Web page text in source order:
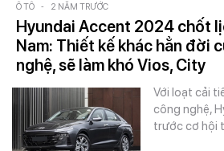
Ô TÔ - 2 NĂM TRƯỚC
Hyundai Accent 2024 chốt
Nam: Thiết kế khác hẳn đời
nghệ, sẽ làm khó Vios, City
Với loạt cải
công nghệ,
trước cơ hội